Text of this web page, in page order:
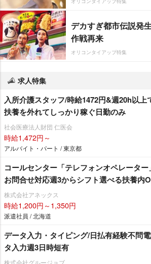
デカすぎ都市伝説発
作戦再来
オリコンタイアップ特集
求人特集
入所介護スタッフ/時給1472円&週20h以上
扶養を外れてしっかり稼ぐ日勤のみ
社会医療法人財団 仁医会
時給1,472円～
アルバイト・パート / 東京都
コールセンター「テレフォンオペレータ
お問合せ対応週3からシフト選べる扶養内
株式会社アネックス
時給1,200円～1,350円
派遣社員 / 北海道
データ入力・タイピング/日払有経験不問
タ入力週3日時短有
株式会社グルージョブ